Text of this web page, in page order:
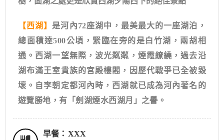
【西湖】 是河內72座湖中，最美最大的一座湖泊，
總面積達500公頃，緊臨在旁的是白竹湖，兩胡相
通。西湖一望無際，波光粼粼，煙霞繚繞，過去沿
湖布滿王室貴族的宮殿樓閣，因歷代戰爭已全被毀
壞。自李朝定都河內時，西湖就已成為河內著名的
遊覽勝地，有「劍湖煙水西湖月」之譽。
早餐： XXX